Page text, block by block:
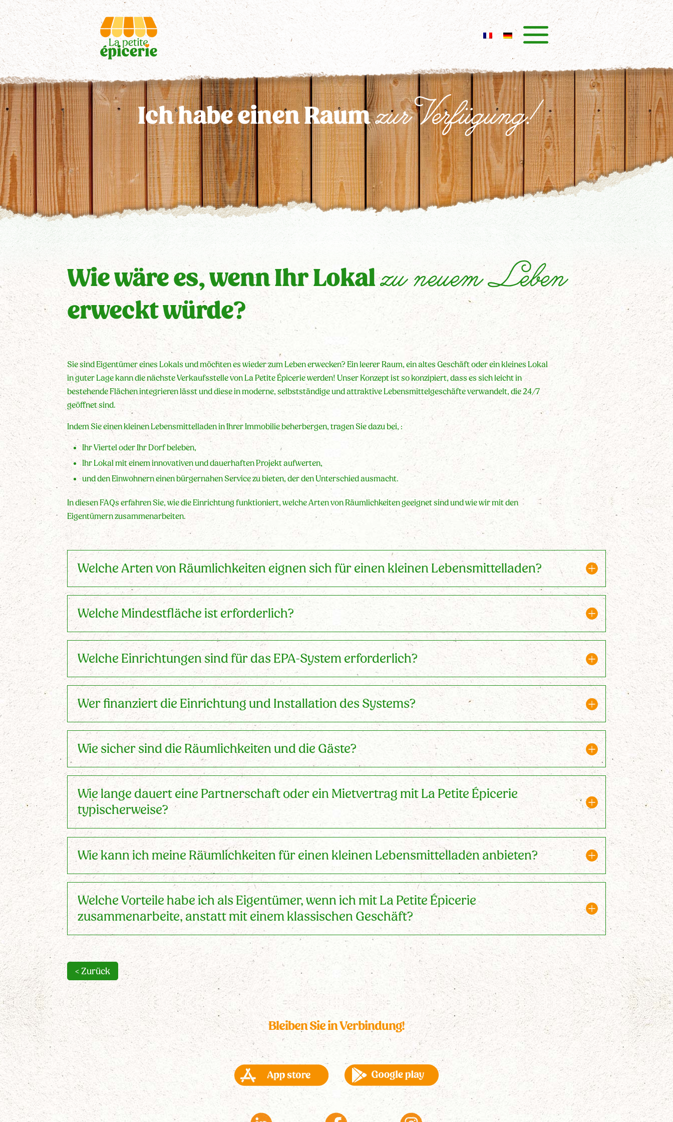
Ich habe einen Raumzur Verfügung!
Wie wäre es, wenn Ihr Lokalzu neuem Leben
erweckt würde?
Sie sind Eigentümer eines Lokals und möchten es wieder zum Leben erwecken? Ein leerer Raum, ein altes Geschäft oder ein kleines Lokal
in guter Lage kann die nächste Verkaufsstelle von La Petite Épicerie werden! Unser Konzept ist so konzipiert, dass es sich leicht in
bestehende Flächen integrieren lässt und diese in moderne, selbstständige und attraktive Lebensmittelgeschäfte verwandelt, die 24/7
geöffnet sind.
Indem Sie einen kleinen Lebensmittelladen in Ihrer Immobilie beherbergen, tragen Sie dazu bei, :
Ihr Viertel oder Ihr Dorf beleben,
Ihr Lokal mit einem innovativen und dauerhaften Projekt aufwerten,
und den Einwohnern einen bürgernahen Service zu bieten, der den Unterschied ausmacht.
In diesen FAQs erfahren Sie, wie die Einrichtung funktioniert, welche Arten von Räumlichkeiten geeignet sind und wie wir mit den
Eigentümern zusammenarbeiten.
Welche Arten von Räumlichkeiten eignen sich für einen kleinen Lebensmittelladen?
Welche Mindestfläche ist erforderlich?
Welche Einrichtungen sind für das EPA-System erforderlich?
Wer finanziert die Einrichtung und Installation des Systems?
Wie sicher sind die Räumlichkeiten und die Gäste?
Wie lange dauert eine Partnerschaft oder ein Mietvertrag mit La Petite Épicerie
typischerweise?
Wie kann ich meine Räumlichkeiten für einen kleinen Lebensmittelladen anbieten?
Welche Vorteile habe ich als Eigentümer, wenn ich mit La Petite Épicerie
zusammenarbeite, anstatt mit einem klassischen Geschäft?
< Zurück
Bleiben Sie in Verbindung!